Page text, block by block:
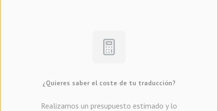
¿Quieres saber el coste de tu traducción?
Realizamos un presupuesto estimado y lo